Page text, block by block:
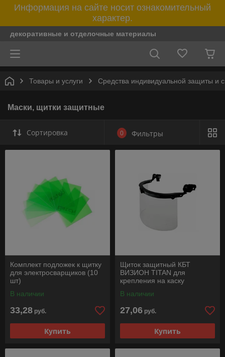
Информация на сайте носит ознакомительный
характер.
декоративные и отделочные материалы
Товары и услуги Средства индивидуальной защиты и
Маски, щитки защитные
Сортировка 0 Фильтры
Комплект подложек к щитку
для электросварщиков (10
шт)
В наличии
33,28 руб.
Купить
Щиток защитный КБТ
ВИЗИОН TITAN для
крепления на каску
В наличии
27,06 руб.
Купить